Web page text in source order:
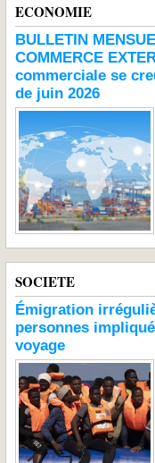
ECONOMIE
BULLETIN
COMMERCE
commerciale se
de juin 2026
SOCIETE
Émigration
personnes
voyage